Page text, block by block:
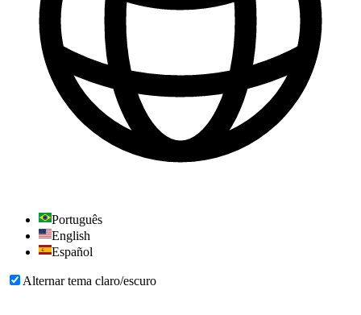
Português
English
Español
Alternar tema claro/escuro